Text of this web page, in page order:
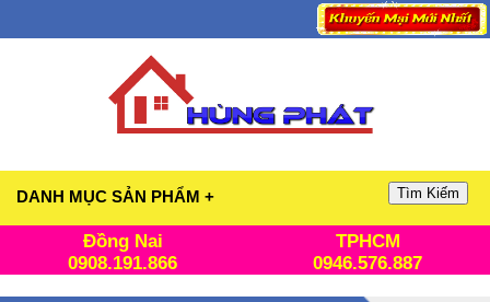
DANH MỤC SẢN PHẨM + Tìm Kiếm
Đồng Nai
0908.191.866
TPHCM
0946.576.887